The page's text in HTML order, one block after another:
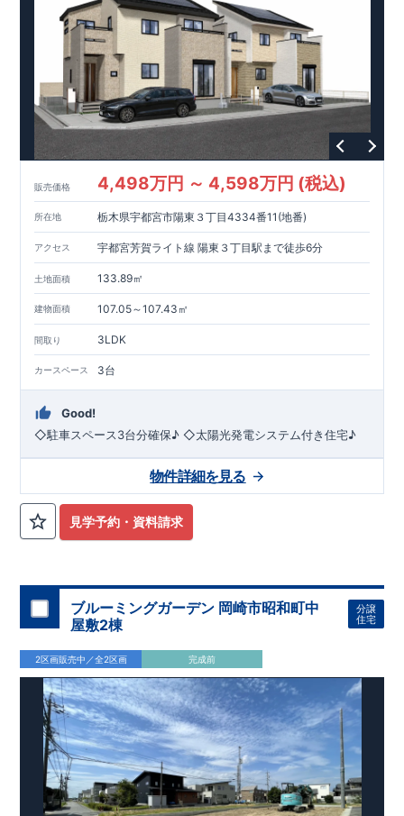
のうち、4つの最高等級を取得。長期優良住宅とは、｢良い家を
作って、きちんと手入れをして、長く大切に使う｣ことを目的と
した認定制度。住宅ローン減税、固定資産税などの税制優遇を
受けられるだけでなく、中古市場でも、長期優良住宅が有利に
働きます。
【充実のアフターサポート】・東栄住宅では、お
引渡し後最大10回の無料定期点検と、60年間の品質保証を実
施。お引渡しからが本当のお付き合いだと考え、アフターサー
ビスを外部の業者に委託せず、東栄住宅グループ「東栄ホーム
サービス株式会社」にて責任をもって対応いたします。
販売価格 4,498万円 ～ 4,598万円 (税込)
所在地 栃木県宇都宮市陽東３丁目4334番11(地番)
アクセス 宇都宮芳賀ライト線 陽東３丁目駅まで徒歩6分
土地面積 133.89㎡
建物面積 107.05～107.43㎡
間取り 3LDK
カースペース 3台
Good!
◇駐車スペース3台分確保♪ ◇太陽光発電システム付き住宅♪
見学予約・資料請求
物件詳細を見る
ブルーミングガーデン 岡崎市昭和町中
屋敷2棟
分譲
住宅
2区画販売中／全2区画 完成前